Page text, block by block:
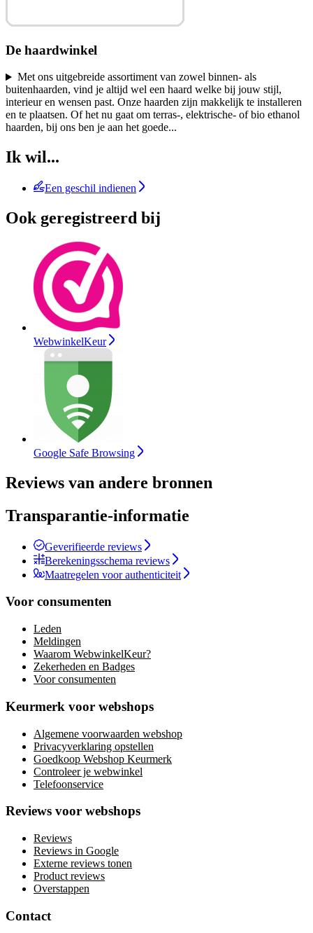
De haardwinkel
Met ons uitgebreide assortiment van zowel binnen- als
buitenhaarden, vind je altijd wel een haard welke bij jouw stijl,
interieur en wensen past. Onze haarden zijn makkelijk te installeren
en te plaatsen. Of het nu gaat om terras-, elektrische- of bio ethanol
haarden, bij ons ben je aan het goede...
Ik wil...
Een geschil indienen
Ook geregistreerd bij
WebwinkelKeur
Google Safe Browsing
Reviews van andere bronnen
Transparantie-informatie
Geverifieerde reviews
Berekeningsschema reviews
Maatregelen voor authenticiteit
Voor consumenten
Leden
Meldingen
Waarom WebwinkelKeur?
Zekerheden en Badges
Voor consumenten
Keurmerk voor webshops
Algemene voorwaarden webshop
Privacyverklaring opstellen
Goedkoop Webshop Keurmerk
Controleer je webwinkel
Telefoonservice
Reviews voor webshops
Reviews
Reviews in Google
Externe reviews tonen
Product reviews
Overstappen
Contact